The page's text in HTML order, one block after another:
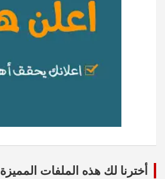
أخترنا لك هذه الملفات المميزة